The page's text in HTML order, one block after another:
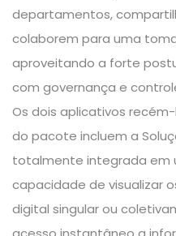
departamentos,
colaborem para uma
aproveitando a forte
com governança e
Os dois aplicativos
do pacote incluem a
totalmente integrada em
capacidade de visualizar
digital singular ou